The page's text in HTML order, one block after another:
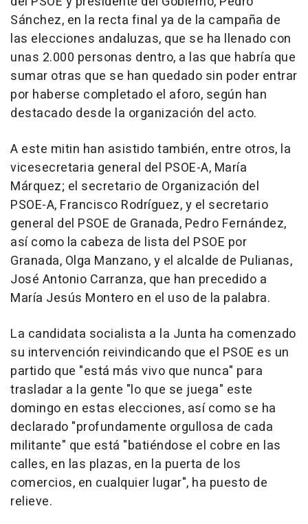
Sánchez, en la recta final ya de la campaña de
las elecciones andaluzas, que se ha llenado con
unas 2.000 personas dentro, a las que habría que
sumar otras que se han quedado sin poder entrar
por haberse completado el aforo, según han
destacado desde la organización del acto.
A este mitin han asistido también, entre otros, la
vicesecretaria general del PSOE-A, María
Márquez; el secretario de Organización del
PSOE-A, Francisco Rodríguez, y el secretario
general del PSOE de Granada, Pedro Fernández,
así como la cabeza de lista del PSOE por
Granada, Olga Manzano, y el alcalde de Pulianas,
José Antonio Carranza, que han precedido a
María Jesús Montero en el uso de la palabra.
La candidata socialista a la Junta ha comenzado
su intervención reivindicando que el PSOE es un
partido que "está más vivo que nunca" para
trasladar a la gente "lo que se juega" este
domingo en estas elecciones, así como se ha
declarado "profundamente orgullosa de cada
militante" que está "batiéndose el cobre en las
calles, en las plazas, en la puerta de los
comercios, en cualquier lugar", ha puesto de
relieve.